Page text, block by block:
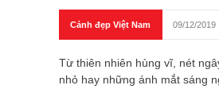
Cảnh đẹp Việt Nam 09/12/2019
Từ thiên nhiên hùng vĩ, nét
nhỏ hay những ánh mắt sáng